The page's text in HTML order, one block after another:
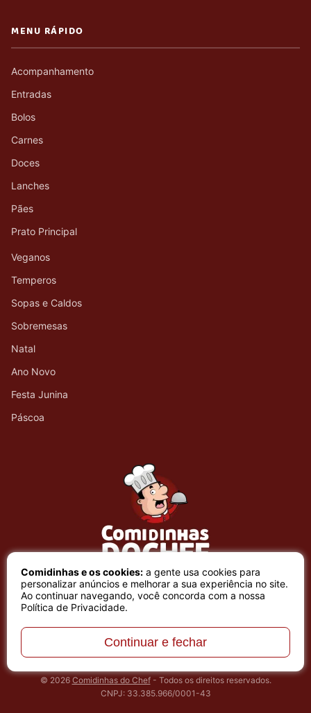
MENU RÁPIDO
Acompanhamento
Entradas
Bolos
Carnes
Doces
Lanches
Pães
Prato Principal
Veganos
Temperos
Sopas e Caldos
Sobremesas
Natal
Ano Novo
Festa Junina
Páscoa
Sobre nósContatoPolítica de PrivacidadeCentral de Transparência
© 2026 Comidinhas do Chef- Todos os direitos reservados.
CNPJ: 33.385.966/0001-43
Comidinhas e os cookies: a gente usa cookies para
personalizar anúncios e melhorar a sua experiência no site.
Ao continuar navegando, você concorda com a nossa
Política de Privacidade.
Continuar e fechar